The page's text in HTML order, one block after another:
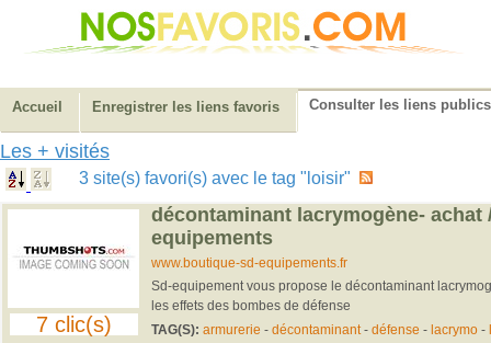
Accueil Enregistrer les liens favoris Consulter les liens publics
Les + visités
3 site(s) favori(s) avec le tag "loisir"
7 clic(s)
décontaminant lacrymogène- achat
equipements
www.boutique-sd-equipements.fr
Sd-equipement vous propose le décontaminant
les effets des bombes de défense
TAG(S): armurerie - décontaminant- défense - lacrymo-